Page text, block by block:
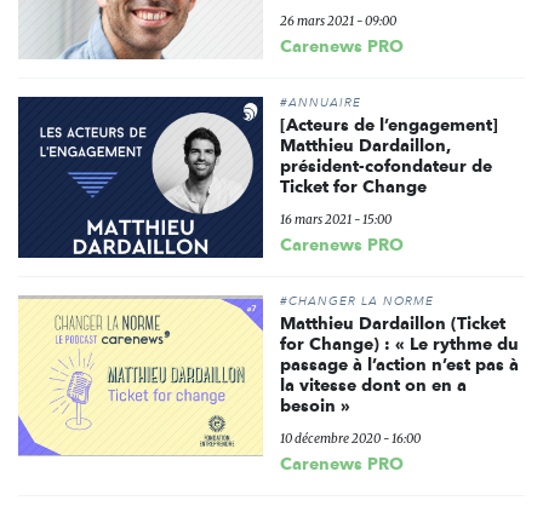
26 mars 2021 - 09:00
Carenews PRO
#ANNUAIRE
[Acteurs de l’engagement]
Matthieu Dardaillon,
président-cofondateur de
Ticket for Change
16 mars 2021 - 15:00
Carenews PRO
#CHANGER LA NORME
Matthieu Dardaillon (Ticket
for Change) : « Le rythme du
passage à l’action n’est pas à
la vitesse dont on en a
besoin »
10 décembre 2020 - 16:00
Carenews PRO